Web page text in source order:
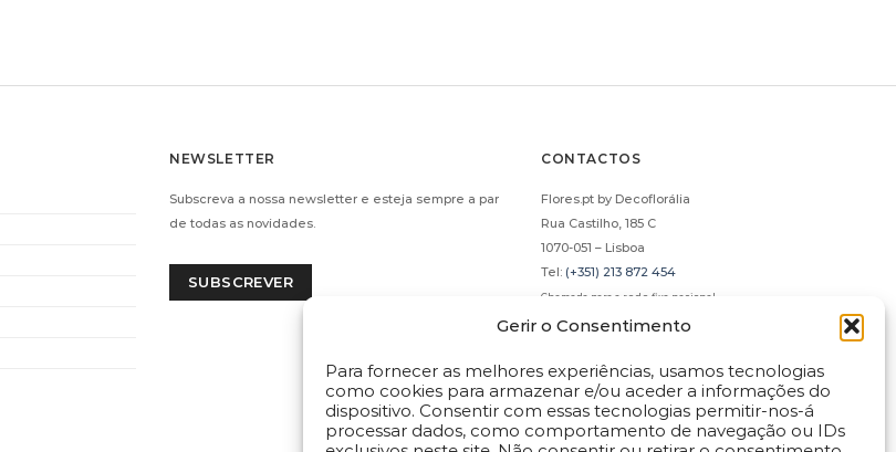
Gerir o Consentimento
Para fornecer as melhores experiências, usamos tecnologias
como cookies para armazenar e/ou aceder a informações do
dispositivo. Consentir com essas tecnologias permitir-nos-á
processar dados, como comportamento de navegação ou IDs
CHAMPANHE MOET AND
CHAMPANHE MOET AND
CHANDON (37,5CL)
CHAMPANHE LAURENT-
NEWSLETTER
Subscreva a nossa newsletter e esteja sempre a par
de todas as novidades.
SUBSCREVER
CONTACTOS
Flores.pt by Decoflorália
Rua Castilho, 185 C
1070-051 – Lisboa
Tel: (+351) 213 872 454
Chamada para a rede fixa nacional
flores@flores.pt
Dispomos de livro de reclamações eletrónico em
www.livroreclamacoes.pt